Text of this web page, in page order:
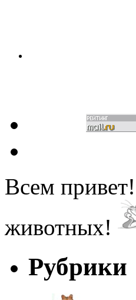
Всем
животных!
Рубрики